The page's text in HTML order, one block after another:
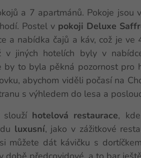
a 7 apartmánů. Pokoje jsou
Postel v pokoji Deluxe
a nabídka čajů a káv, což je
v jiných hotelích byly v
by to byla pěkná pozornost pro
abychom viděli počasí na
s výhledem do lesa a
slouží hotelová restaurace,
luxusní, jako v zážitkové
můžete dát kávičku s